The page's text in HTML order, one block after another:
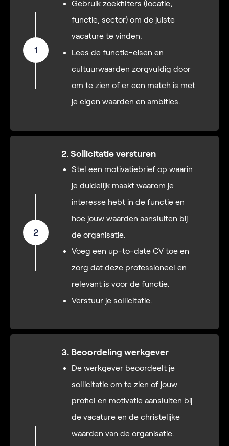
1
Gebruik zoekfilters (locatie,
functie, sector) om de juiste
vacature te vinden.
Lees de functie-eisen en
cultuurwaarden zorgvuldig door
om te zien of er een match is met
je eigen waarden en ambities.
2
2. Sollicitatie versturen
Stel een motivatiebrief op waarin
je duidelijk maakt waarom je
interesse hebt in de functie en
hoe jouw waarden aansluiten bij
de organisatie.
Voeg een up-to-date CV toe en
zorg dat deze professioneel en
relevant is voor de functie.
Verstuur je sollicitatie.
3. Beoordeling werkgever
De werkgever beoordeelt je
sollicitatie om te zien of jouw
profiel en motivatie aansluiten bij
de vacature en de christelijke
waarden van de organisatie.